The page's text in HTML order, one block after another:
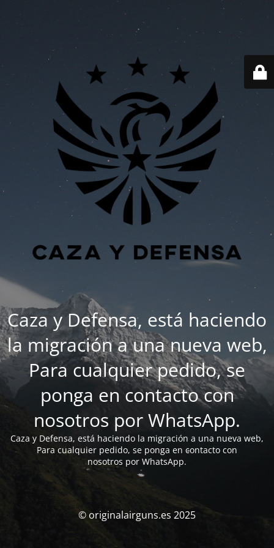
Caza y Defensa, está haciendo
la migración a una nueva web,
Para cualquier pedido, se
ponga en contacto con
nosotros por WhatsApp.
Caza y Defensa, está haciendo la migración a una nueva web,
Para cualquier pedido, se ponga en contacto con
nosotros por WhatsApp.
© originalairguns.es 2025